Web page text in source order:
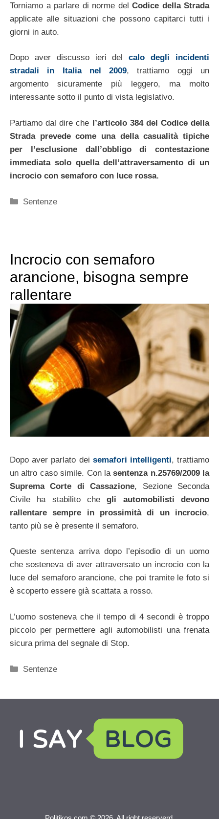
Torniamo a parlare di norme del Codice della Strada
applicate alle situazioni che possono capitarci tutti i
giorni in auto.
Dopo aver discusso ieri delcalo degli incidenti
stradali in Italia nel 2009, trattiamo oggi un
argomento sicuramente più leggero, ma molto
interessante sotto il punto di vista legislativo.
Partiamo dal dire che l’articolo 384 del Codice della
Strada prevede come una della casualità tipiche
per l’esclusione dall’obbligo di contestazione
immediata solo quella dell’attraversamento di un
incrocio con semaforo con luce rossa.
Categorie
Sentenze
Incrocio con semaforo
arancione, bisogna sempre
rallentare
Dopo aver parlato dei semafori intelligenti, trattiamo
un altro caso simile. Con lasentenza n.25769/2009 la
Suprema Corte di Cassazione, Sezione Seconda
Civile ha stabilito chegli automobilisti devono
rallentare sempre in prossimità di un incrocio,
tanto più se è presente il semaforo.
Queste sentenza arriva dopo l’episodio di un uomo
che sosteneva di aver attraversato un incrocio con la
luce del semaforo arancione, che poi tramite le foto si
è scoperto essere già scattata a rosso.
L’uomo sosteneva che il tempo di 4 secondi è troppo
piccolo per permettere agli automobilisti una frenata
sicura prima del segnale di Stop.
Categorie
Sentenze